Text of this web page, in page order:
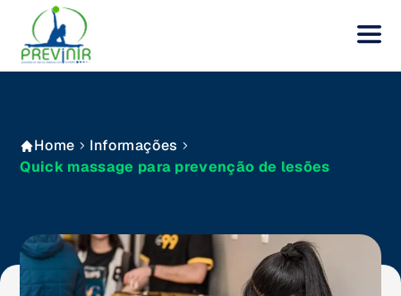
Home
Informações
Quick massage para prevenção de lesões